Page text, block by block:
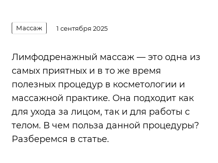
Массаж 1 сентября 2025
Лимфодренажный массаж — это одна из
самых приятных и в то же время
полезных процедур в косметологии и
массажной практике. Она подходит как
для ухода за лицом, так и для работы с
телом. В чем польза данной процедуры?
Разберемся в статье.